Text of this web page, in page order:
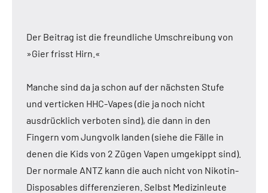
Der Beitrag ist die freundliche Umschreibung von
»Gier frisst Hirn.«
Manche sind da ja schon auf der nächsten Stufe
und verticken HHC-Vapes (die ja noch nicht
ausdrücklich verboten sind), die dann in den
Fingern vom Jungvolk landen (siehe die Fälle in
denen die Kids von 2 Zügen Vapen umgekippt sind).
Der normale ANTZ kann die auch nicht von Nikotin-
Disposables differenzieren. Selbst Medizinleute